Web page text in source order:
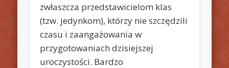
zwłaszcza przedstawicielom klas
(tzw. jedynkom), którzy nie szczędzili
czasu i zaangażowania w
przygotowaniach dzisiejszej
uroczystości. Bardzo